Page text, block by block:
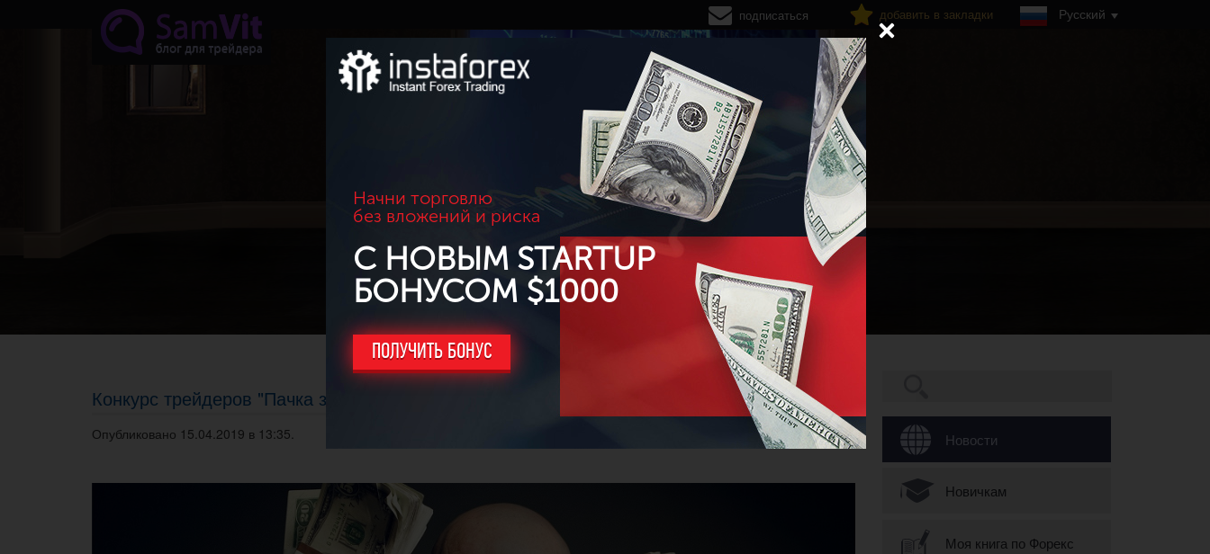
Перейти к основному содержанию
Начни торговлю
без вложений и риска
С НОВЫМ STARTUP
БОНУСОМ $1000
ПОЛУЧИТЬ БОНУС
подписаться добавить в закладки Русский
Новости
Новичкам
Моя книга по Форекс
Конкурс трейдеров "Пачка зелени" (призовой фонд - 190 000 RUB)
Опубликовано 15.04.2019 в 13:35.